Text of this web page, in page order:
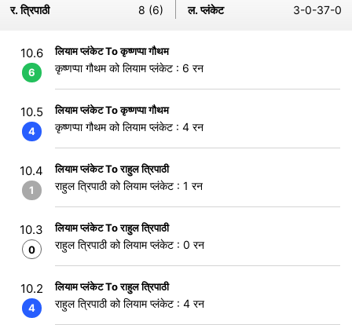
र. त्रिपाठी
8 (6) ल. प्लंकेट 3-0-37-0
10.6
6
लियाम प्लंकेट To कृष्णप्पा गौथम
कृष्णप्पा गौथम को लियाम प्लंकेट : 6 रन
10.5
4
लियाम प्लंकेट To कृष्णप्पा गौथम
कृष्णप्पा गौथम को लियाम प्लंकेट : 4 रन
10.4
1
लियाम प्लंकेट To राहुल त्रिपाठी
राहुल त्रिपाठी को लियाम प्लंकेट : 1 रन
10.3
0
लियाम प्लंकेट To राहुल त्रिपाठी
राहुल त्रिपाठी को लियाम प्लंकेट : 0 रन
10.2
4
लियाम प्लंकेट To राहुल त्रिपाठी
राहुल त्रिपाठी को लियाम प्लंकेट : 4 रन